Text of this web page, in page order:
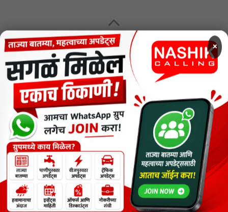
MENU
CODE OF ETHICS FOR DIGITAL NEWS WEBSITES
Contact Us
Privacy Policy
Short News
ThemeNcode PDF Viewer SC [Do not Delete]
वाचकांना विनम्र सूचना
×